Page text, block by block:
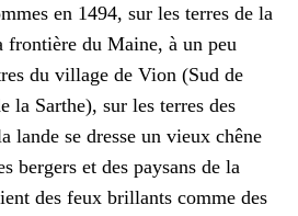
en 1494, sur les terres de la
frontière du Maine, à un peu
du village de Vion (Sud de
la Sarthe), sur les terres des
lande se dresse un vieux chêne
bergers et des paysans de la
des feux brillants comme des